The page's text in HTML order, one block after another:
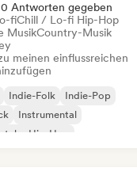
Antworten gegeben
fiChill / Lo-fi Hip-Hop
MusikCountry-Musik
meinen einflussreichen
Indie-Folk
Indie-Pop
Instrumental
Hip-Hop